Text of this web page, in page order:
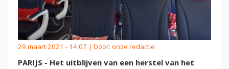
29 maart 2021 - 14:07 | Door: onze redactie
PARIJS - Het uitblijven van een herstel van het